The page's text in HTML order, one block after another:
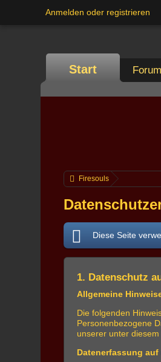
Anmelden oder registrieren
Start Forum
Firesouls
Diese Seite
1. Datenschutz
Allgemeine
Die folgenden
Personenbezogene
unserer unter
Datenerfassung